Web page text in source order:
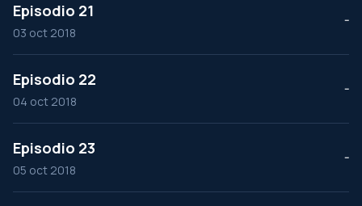
Episodio 21
03 oct 2018
--
Episodio 22
04 oct 2018
--
Episodio 23
05 oct 2018
--